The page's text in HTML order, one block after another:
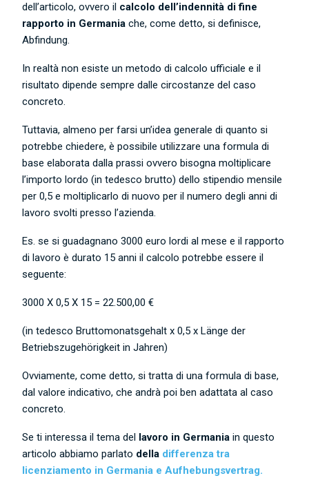
dell’articolo, ovvero il calcolo dell’indennità di fine
rapporto in Germania che, come detto, si definisce,
Abfindung.
In realtà non esiste un metodo di calcolo ufficiale e il
risultato dipende sempre dalle circostanze del caso
concreto.
Tuttavia, almeno per farsi un’idea generale di quanto si
potrebbe chiedere, è possibile utilizzare una formula di
base elaborata dalla prassi ovvero bisogna moltiplicare
l’importo lordo (in tedesco brutto) dello stipendio mensile
per 0,5 e moltiplicarlo di nuovo per il numero degli anni di
lavoro svolti presso l’azienda.
Es. se si guadagnano 3000 euro lordi al mese e il rapporto
di lavoro è durato 15 anni il calcolo potrebbe essere il
seguente:
3000 X 0,5 X 15 = 22.500,00 €
(in tedesco Bruttomonatsgehalt x 0,5 x Länge der
Betriebszugehörigkeit in Jahren)
Ovviamente, come detto, si tratta di una formula di base,
dal valore indicativo, che andrà poi ben adattata al caso
concreto.
Se ti interessa il tema del lavoro in Germania in questo
articolo abbiamo parlato della differenza tra
licenziamento in Germania e Aufhebungsvertrag.